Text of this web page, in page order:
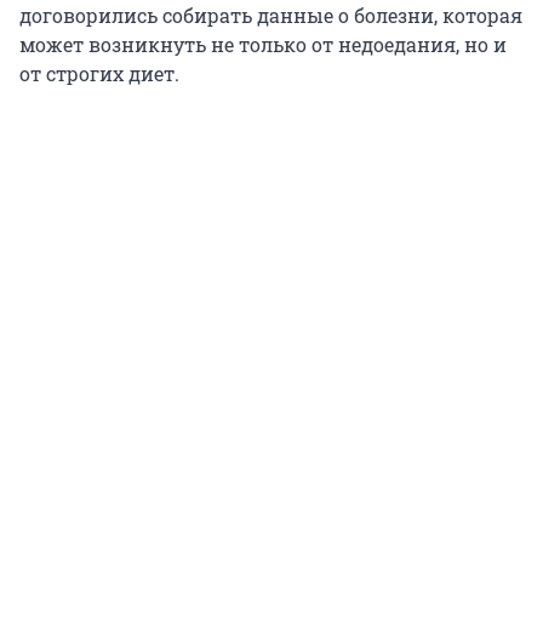
договорились собирать данные о болезни, которая
может возникнуть не только от недоедания, но и
от строгих диет.